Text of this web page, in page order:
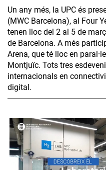
Un any més, la UPC és
(MWC Barcelona), al Four
tenen lloc del 2 al 5 de
de Barcelona. A més
Arena, que té lloc en
Montjuïc. Tots tres
internacionals en
digital.